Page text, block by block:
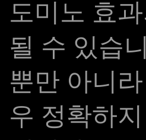
도미노 효
될 수 있습
뿐만 아니
우 정확하